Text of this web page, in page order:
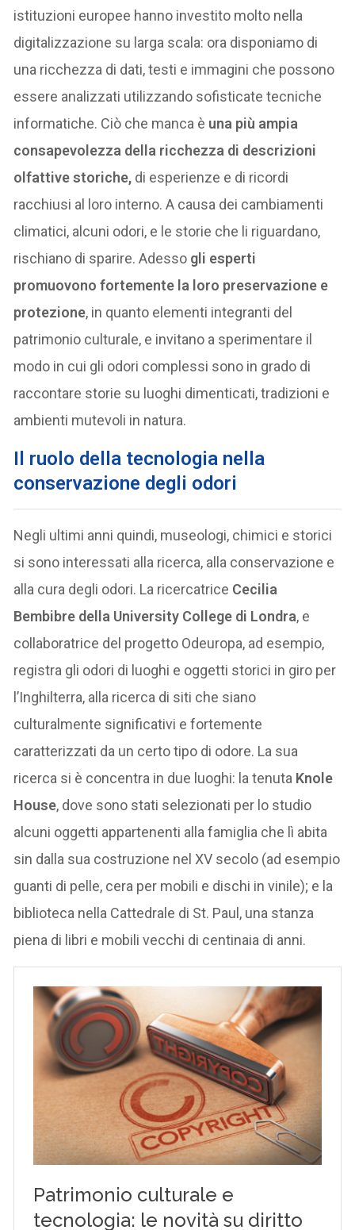
istituzioni europee hanno investito molto nella
digitalizzazione su larga scala: ora disponiamo di
una ricchezza di dati, testi e immagini che possono
essere analizzati utilizzando sofisticate tecniche
informatiche. Ciò che manca è una più ampia
consapevolezza della ricchezza di descrizioni
olfattive storiche, di esperienze e di ricordi
racchiusi al loro interno. A causa dei cambiamenti
climatici, alcuni odori, e le storie che li riguardano,
rischiano di sparire. Adesso gli esperti
promuovono fortemente la loro preservazione e
protezione, in quanto elementi integranti del
patrimonio culturale, e invitano a sperimentare il
modo in cui gli odori complessi sono in grado di
raccontare storie su luoghi dimenticati, tradizioni e
ambienti mutevoli in natura.
Il ruolo della tecnologia nella
conservazione degli odori
Negli ultimi anni quindi, museologi, chimici e storici
si sono interessati alla ricerca, alla conservazione e
alla cura degli odori. La ricercatrice Cecilia
Bembibre della University College di Londra, e
collaboratrice del progetto Odeuropa, ad esempio,
registra gli odori di luoghi e oggetti storici in giro per
l’Inghilterra, alla ricerca di siti che siano
culturalmente significativi e fortemente
caratterizzati da un certo tipo di odore. La sua
ricerca si è concentra in due luoghi: la tenuta Knole
House, dove sono stati selezionati per lo studio
alcuni oggetti appartenenti alla famiglia che lì abita
sin dalla sua costruzione nel XV secolo (ad esempio
guanti di pelle, cera per mobili e dischi in vinile); e la
biblioteca nella Cattedrale di St. Paul, una stanza
piena di libri e mobili vecchi di centinaia di anni.